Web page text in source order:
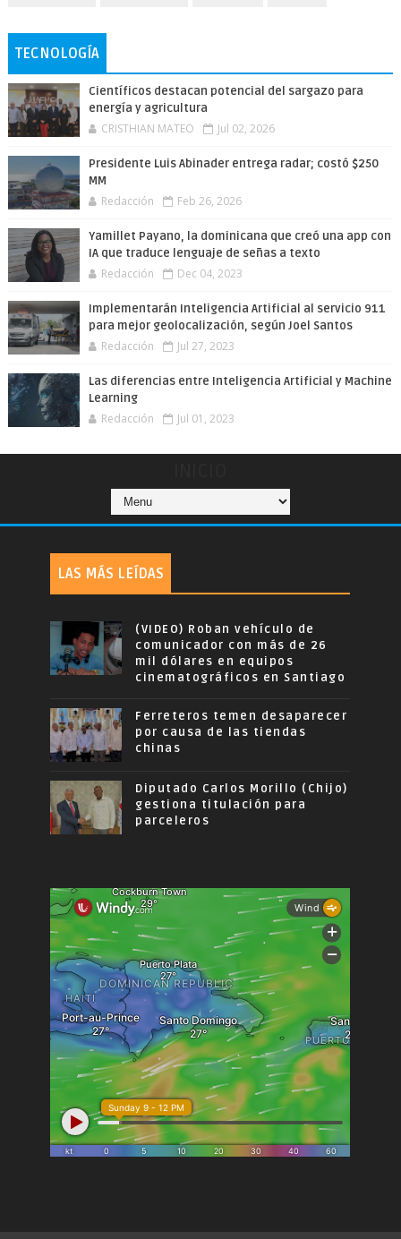
TECNOLOGÍA
Científicos destacan potencial del sargazo para
energía y agricultura
CRISTHIAN MATEO Jul 02, 2026
Presidente Luis Abinader entrega radar; costó $250
MM
Redacción Feb 26, 2026
Yamillet Payano, la dominicana que creó una app con
IA que traduce lenguaje de señas a texto
Redacción Dec 04, 2023
Implementarán Inteligencia Artificial al servicio 911
para mejor geolocalización, según Joel Santos
Redacción Jul 27, 2023
Las diferencias entre Inteligencia Artificial y Machine
Learning
Redacción Jul 01, 2023
LAS MÁS LEÍDAS
(VIDEO) Roban vehículo de
comunicador con más de 26
mil dólares en equipos
cinematográficos en Santiago
Ferreteros temen desaparecer
por causa de las tiendas
chinas
Diputado Carlos Morillo (Chijo)
gestiona titulación para
parceleros